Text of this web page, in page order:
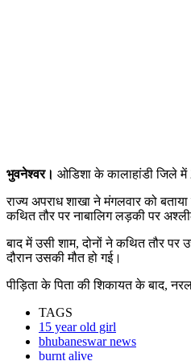
भुवनेश्वर। ओडिशा के कालाहांडी जिले में
राज्य अपराध शाखा ने मंगलवार को
कथित तौर पर नाबालिग लड़की पर
बाद में उसी शाम, दोनों ने कथित तौर
दौरान उसकी मौत हो गई।
पीड़िता के पिता की शिकायत के बाद,
TAGS
15 year old girl
bhubaneswar news
burnt alive